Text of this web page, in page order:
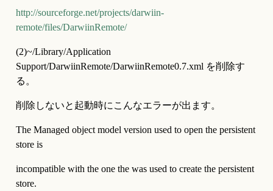
http://sourceforge.net/projects/darwiin-
remote/files/DarwiinRemote/
(2)~/Library/Application
Support/DarwiinRemote/DarwiinRemote0.7.xml を削除す
る。
削除しないと起動時にこんなエラーが出ます。
The Managed object model version used to open the persistent
store is
incompatible with the one the was used to create the persistent
store.